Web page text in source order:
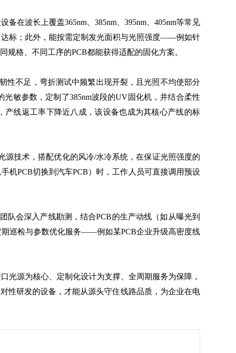
在波长上覆盖365nm、385nm、395nm、405nm等常见
标；此外，能按需定制发光面积与光照强度——例如针
格、不同工序的PCB都能获得适配的固化方案。
不足，弯折测试中频繁出现开裂，且光照不均使部分
敏参数，定制了385nm波段的UV固化机，并结合柔性
产线返工率下降近八成，该设备也成为其核心产线的标
技术，搭配优化的风冷/水冷系统，在保证光照强度的
机PCB切换到汽车PCB）时，工作人员可直接调用预设
会深入产线勘测，结合PCB的生产动线（如从曝光到
巡检与参数优化服务——例如某PCB企业升级高密度线
源为核心、定制化设计为支撑、全周期服务为保障，
性研发的设备，才能从源头守住线路品质，为企业在电